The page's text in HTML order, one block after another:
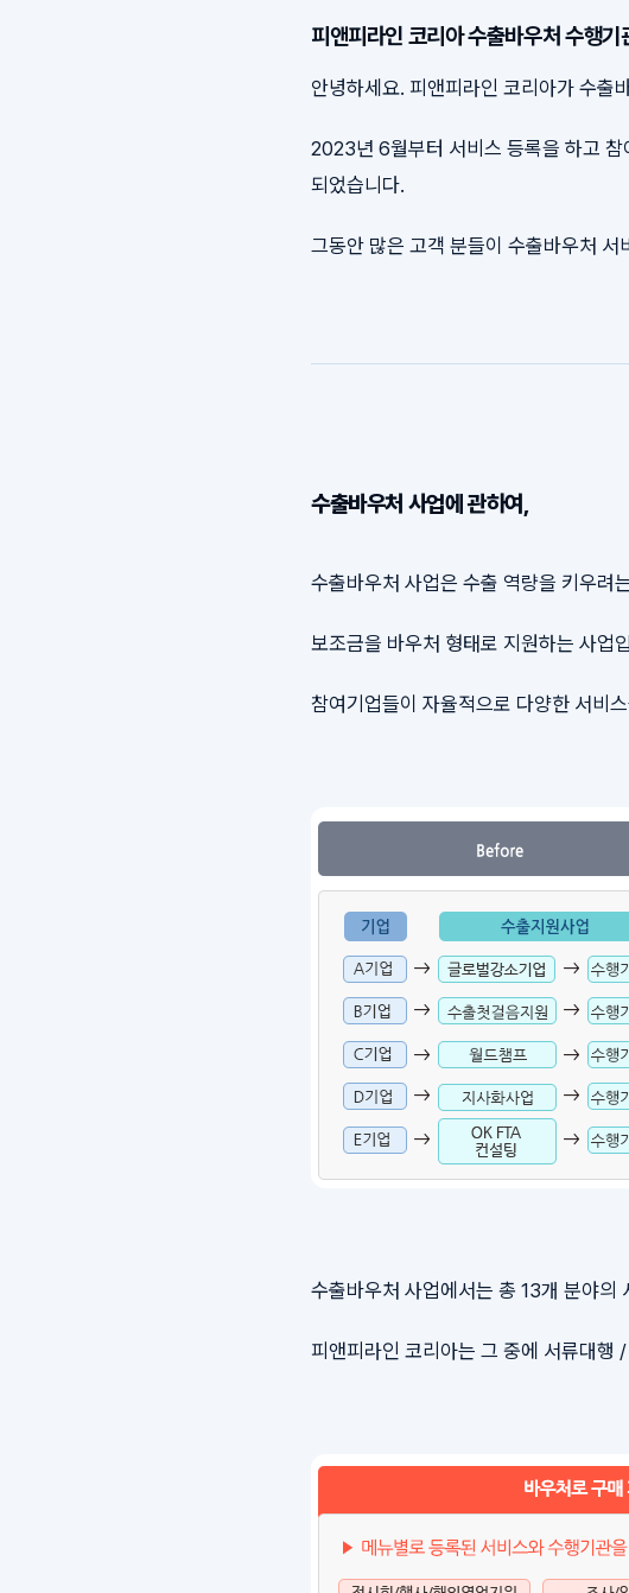
피앤피라인 코리아 수출바우처 수행기
안녕하세요. 피앤피라인 코리아가 수출
2023년 6월부터 서비스 등록을 하고 참
되었습니다.
그동안 많은 고객 분들이 수출바우처
수출바우처 사업에 관하여,
수출바우처 사업은 수출 역량을 키우려
보조금을 바우처 형태로 지원하는 사업
참여기업들이 자율적으로 다양한 서비
수출바우처 사업에서는 총 13개 분야의
피앤피라인 코리아는 그 중에 서류대행